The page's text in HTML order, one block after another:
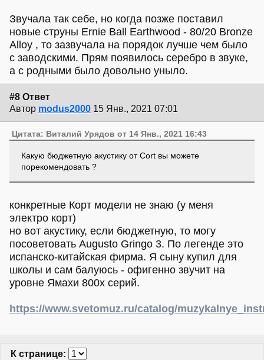
Звучала так себе, но когда позже поставил
новые струны Ernie Ball Earthwood - 80/20 Bronze
Alloy , то зазвучала на порядок лучше чем было
с заводскими. Прям появилось серебро в звуке,
а с родными было довольно уныло.
#8 Ответ
Автор modus2000 15 Янв., 2021 07:01
Цитата: Виталий Урядов от 14 Янв., 2021 16:43
Какую бюджетную акустику от Cort вы можете
порекомендовать ?
конкретные Корт модели не знаю (у меня
электро корт)
но вот акустику, если бюджетную, то могу
посоветовать Augusto Gringo 3. По легенде это
испанско-китайская фирма. Я сыну купил для
школы и сам балуюсь - офигенно звучит на
уровне Ямахи 800х серий.
https://www.svetomuz.ru/catalog/
К странице: